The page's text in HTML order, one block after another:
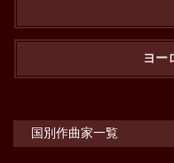
ヨー
国別作曲家一覧